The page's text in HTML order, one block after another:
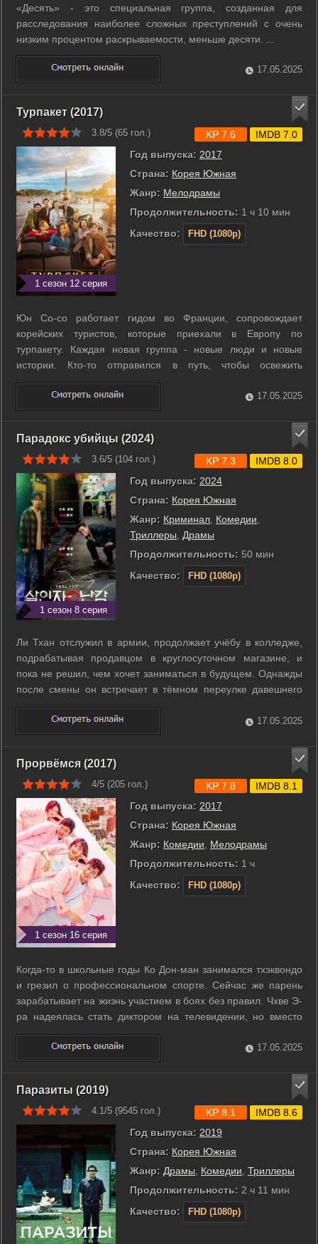
«Десять» - это специальная группа, созданная для
расследования наиболее сложных преступлений с очень
низким процентом раскрываемости, меньше десяти. ...
17.05.2025
Турпакет (2017)
3.8/5 (65 гол.)
1 сезон 12 серия
Год выпуска: 2017
Страна: Корея Южная
Жанр: Мелодрамы
Продолжительность: 1 ч 10 мин
Качество:
FHD (1080p)
KP 7.6 IMDB 7.0
Юн Со-со работает гидом во Франции, сопровождает
корейских туристов, которые приехали в Европу по
турпакету. Каждая новая группа - новые люди и новые
истории. Кто-то отправился в путь, чтобы освежить
многолетние отношения, кто-то - чтобы красиво отметить
букетно-конфетный период, кто-то - наоборот, чтобы
зажевать горькие слезы после разрыва или ...
17.05.2025
Парадокс убийцы (2024)
3.6/5 (104 гол.)
1 сезон 8 серия
Год выпуска: 2024
Страна: Корея Южная
Жанр: Криминал, Комедии,
Триллеры, Драмы
Продолжительность: 50 мин
Качество:
FHD (1080p)
KP 7.3 IMDB 8.0
Ли Тхан отслужил в армии, продолжает учёбу в колледже,
подрабатывая продавцом в круглосуточном магазине, и
пока не решил, чем хочет заниматься в будущем. Однажды
после смены он встречает в тёмном переулке давешнего
посетителя, слово за слово, и вот уже прихваченным из
магазина молотком парень разбивает хаму голову. Вне себя
от ужаса и чувства вины ...
17.05.2025
Прорвёмся (2017)
4/5 (205 гол.)
1 сезон 16 серия
Год выпуска: 2017
Страна: Корея Южная
Жанр: Комедии
Мелодрамы
Продолжительность: 1 ч
Качество:
FHD (1080p)
KP 7.8 IMDB 8.1
Когда-то в школьные годы Ко Дон-ман занимался тхэквондо
и грезил о профессиональном спорте. Сейчас же парень
зарабатывает на жизнь участием в боях без правил. Чхве Э-
ра надеялась стать диктором на телевидении, но вместо
этого работает за информационной стойкой в универмаге.
Эта история о том, что судьба часто складывается не так,
как того желаешь, ...
17.05.2025
Паразиты (2019)
4.1/5 (9545 гол.)
Год выпуска: 2019
Страна: Корея Южная
Жанр: Драмы, Комедии, Триллеры
Продолжительность: 2 ч 11 мин
Качество:
FHD (1080p)
KP 8.1 IMDB 8.6